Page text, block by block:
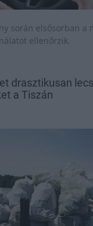
során elsősorban a
ellenőrzik.
drasztikusan
a Tiszán